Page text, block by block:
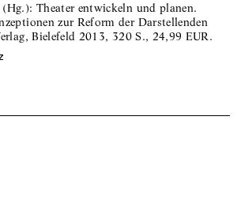
Theater entwickeln und planen.
zur Reform der Darstellenden
Bielefeld 2013, 320 S., 24,99 EUR.